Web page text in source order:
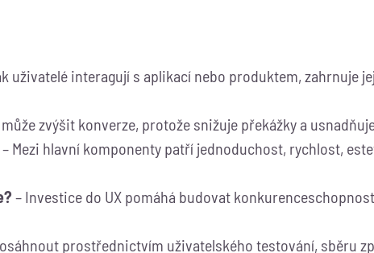
uživatelé interagují s aplikací nebo produktem, zahrnuje
může zvýšit konverze, protože snižuje překážky a
– Mezi hlavní komponenty patří jednoduchost, rychlost,
– Investice do UX pomáhá budovat
prostřednictvím uživatelského testování, sběru